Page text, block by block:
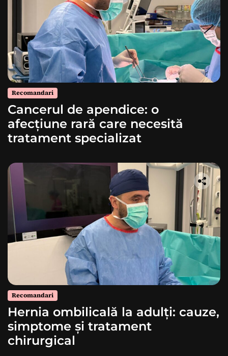
Recomandari
Cancerul de apendice: o
afecțiune rară care necesită
tratament specializat
Recomandari
Hernia ombilicală la adulți: cauze,
simptome și tratament
chirurgical